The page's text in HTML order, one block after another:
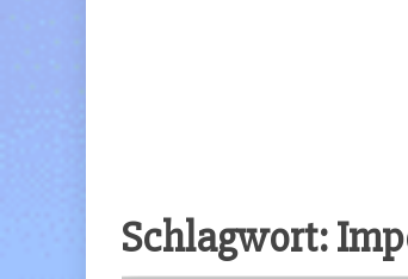
Schlagwort: